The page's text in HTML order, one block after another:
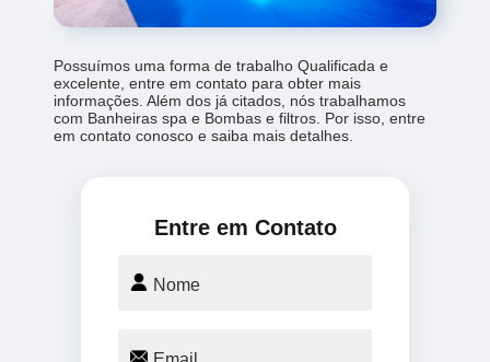
Possuímos uma forma de trabalho Qualificada e
excelente, entre em contato para obter mais
informações. Além dos já citados, nós trabalhamos
com Banheiras spa e Bombas e filtros. Por isso, entre
em contato conosco e saiba mais detalhes.
Entre em Contato